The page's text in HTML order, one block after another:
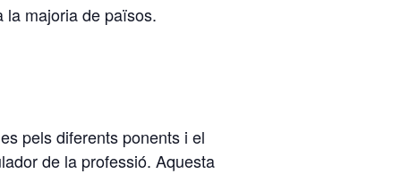
la majoria de països.
pels diferents ponents i el
de la professió. Aquesta